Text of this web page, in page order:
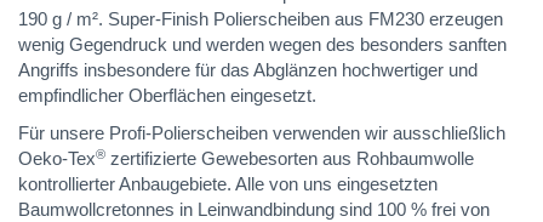
190 g / m². Super-Finish Polierscheiben aus FM230 erzeugen
wenig Gegendruck und werden wegen des besonders sanften
Angriffs insbesondere für das Abglänzen hochwertiger und
empfindlicher Oberflächen eingesetzt.
Für unsere Profi-Polierscheiben verwenden wir ausschließlich
Oeko-Tex® zertifizierte Gewebesorten aus Rohbaumwolle
kontrollierter Anbaugebiete. Alle von uns eingesetzten
Baumwollcretonnes in Leinwandbindung sind 100 % frei von